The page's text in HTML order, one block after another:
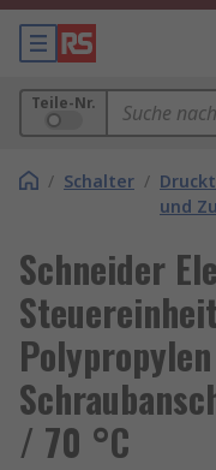
Teile-Nr.
/ Schalter /
und
Schneider
Polypropylen
/ 70 °C